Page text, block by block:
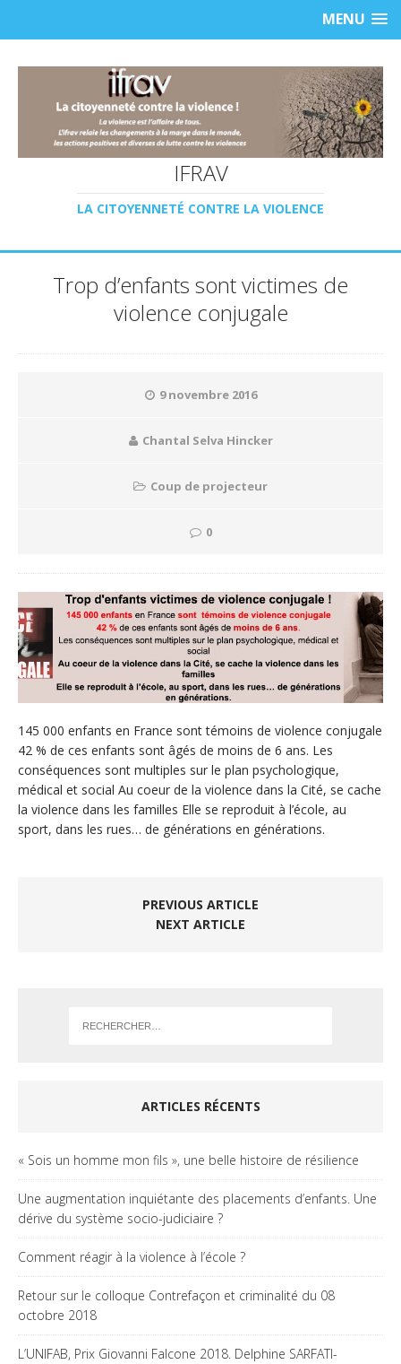
MENU
IFRAV
LA CITOYENNETÉ CONTRE LA VIOLENCE
Trop d’enfants sont victimes de
violence conjugale
9 novembre 2016
Chantal Selva Hincker
Coup de projecteur
0
145 000 enfants en France sont témoins de violence conjugale
42 % de ces enfants sont âgés de moins de 6 ans. Les
conséquences sont multiples sur le plan psychologique,
médical et social Au coeur de la violence dans la Cité, se cache
la violence dans les familles Elle se reproduit à l’école, au
sport, dans les rues… de générations en générations.
PREVIOUS ARTICLE
NEXT ARTICLE
ARTICLES RÉCENTS
« Sois un homme mon fils », une belle histoire de résilience
Une augmentation inquiétante des placements d’enfants. Une
dérive du système socio-judiciaire ?
Comment réagir à la violence à l’école ?
Retour sur le colloque Contrefaçon et criminalité du 08
octobre 2018
L’UNIFAB, Prix Giovanni Falcone 2018. Delphine SARFATI-